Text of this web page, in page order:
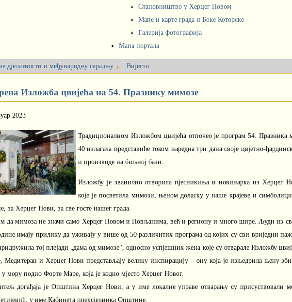
Становништво у Херцег Новом
Мапе и карте града и Боке Которске
Галерија фотографија
Мапа портала
дјелатности и међународну сарадњу Вијести
Изложба цвијећа на 54. Празнику мимозе
2023
Традиционалном Изложбом цвијећа отпочео је програм 54.
40 излагача представиће током наредна три дана своје цвјетно-
и производе на биљној бази.
Изложбу је званично отворила пјесникиња и новинарка из Херцег
које је посветила мимози, њеном доласку у наше крајеве и
за Херцег Нови, за све госте нашег града.
да мимоза не значи само Херцег Новом и Новљанима, већ и региону и много шире. Људи из свих
имају прилику да уживају у више од 50 различитих програма од којих су сви вриједни
тој плејади „дама од мимозе“, односно успјешних жена које су отварале Изложбу
Медитеран и Херцег Нови представљају велику инспирацију – ону која је изњедрила њену
у мору подно Форте Маре, која је кодно мјесто Херцег Новог.
догађаја је Општина Херцег Нови, а у име локалне управе отварању су
у име Кабинета предсједника Општине.